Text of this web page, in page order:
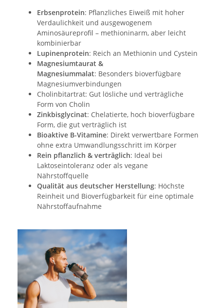
Erbsenprotein: Pflanzliches Eiweiß mit hoher
Verdaulichkeit und ausgewogenem
Aminosäureprofil – methioninarm, aber leicht
kombinierbar
Lupinenprotein: Reich an Methionin und Cystein
Magnesiumtaurat &
Magnesiummalat: Besonders bioverfügbare
Magnesiumverbindungen
Cholinbitartrat: Gut lösliche und verträgliche
Form von Cholin
Zinkbisglycinat: Chelatierte, hoch bioverfügbare
Form, die gut verträglich ist
Bioaktive B-Vitamine: Direkt verwertbare Formen
ohne extra Umwandlungsschritt im Körper
Rein pflanzlich & verträglich: Ideal bei
Laktoseintoleranz oder als vegane
Nährstoffquelle
Qualität aus deutscher Herstellung: Höchste
Reinheit und Bioverfügbarkeit für eine optimale
Nährstoffaufnahme